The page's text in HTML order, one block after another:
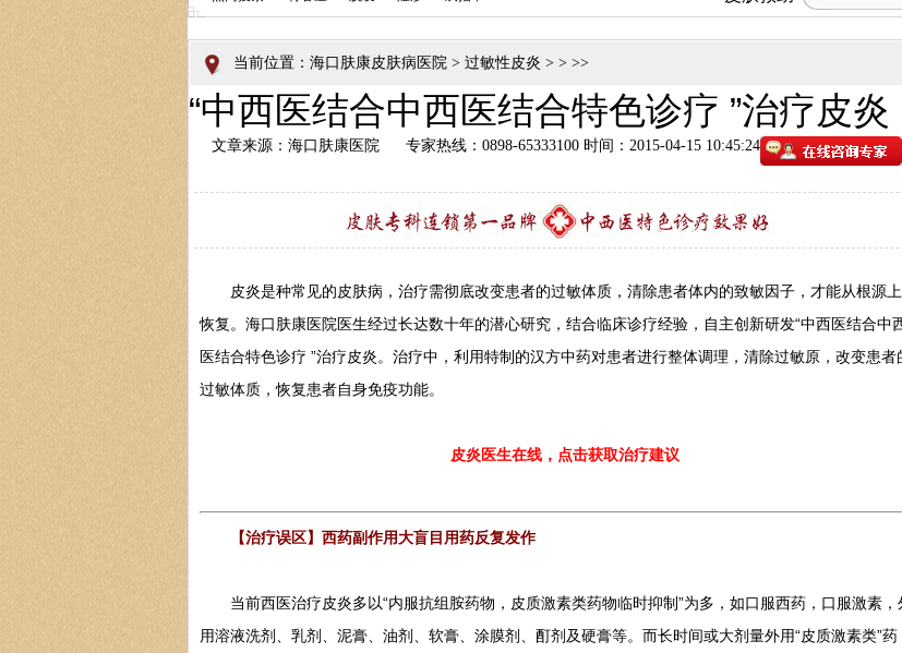
当前位置： 海口肤康皮肤病医院 > 过敏性皮炎 > > >>
“中西医结合中西医结合特色诊疗 ”治疗皮炎
文章来源：海口肤康医院 专家热线：0898-65333100 时间：2015-04-15 10:45:24
皮炎是种常见的皮肤病，治疗需彻底改变患者的过敏体质，清除患者体内的致敏因子，才能从根源上
恢复。海口肤康医院医生经过长达数十年的潜心研究，结合临床诊疗经验，自主创新研发“中西医结合中
医结合特色诊疗 ”治疗皮炎。治疗中，利用特制的汉方中药对患者进行整体调理，清除过敏原，改变患者
过敏体质，恢复患者自身免疫功能。
皮炎医生在线，点击获取治疗建议
【治疗误区】西药副作用大盲目用药反复发作
当前西医治疗皮炎多以“内服抗组胺药物，皮质激素类药物临时抑制”为多，如口服西药，口服激素，
用溶液洗剂、乳剂、泥膏、油剂、软膏、涂膜剂、酊剂及硬膏等。而长时间或大剂量外用“皮质激素类”药